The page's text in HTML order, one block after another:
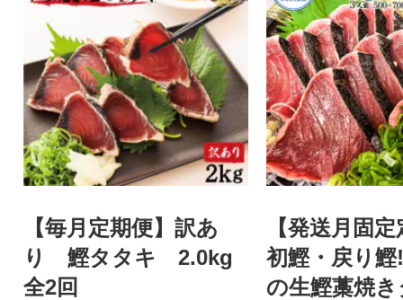
【毎月定期便】訳あ
り 鰹タタキ 2.0kg
全2回
【発送月固
初鰹・戻り
の生鰹藁焼